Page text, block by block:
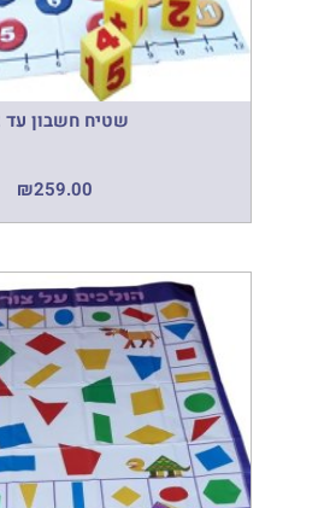
שטיח חשבון עד 12
₪259.00